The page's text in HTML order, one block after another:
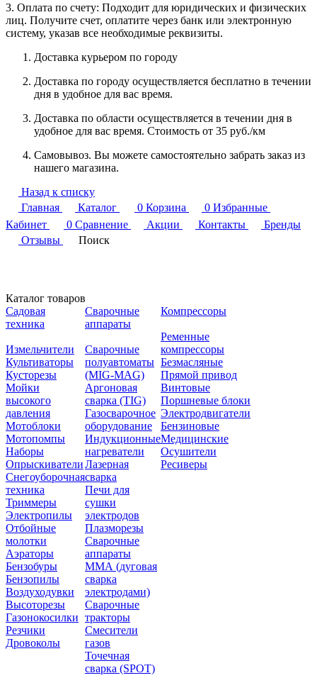
3. Оплата по счету: Подходит для юридических и физических
лиц. Получите счет, оплатите через банк или электронную
систему, указав все необходимые реквизиты.
Доставка курьером по городу
Доставка по городу осуществляется бесплатно в течении
дня в удобное для вас время.
Доставка по области осуществляется в течении дня в
удобное для вас время. Стоимость от 35 руб./км
Самовывоз. Вы можете самостоятельно забрать заказ из
нашего магазина.
Назад к списку
Главная
Каталог 0 Корзина 0 Избранные
Кабинет
0 Сравнение Акции Контакты
Бренды
Отзывы
Поиск
Каталог товаров
Садовая
техника
Измельчители
Культиваторы
Кусторезы
Мойки
высокого
давления
Мотоблоки
Мотопомпы
Наборы
Опрыскиватели
Снегоуборочная
техника
Триммеры
Электропилы
Отбойные
молотки
Аэраторы
Бензобуры
Бензопилы
Воздуходувки
Высоторезы
Газонокосилки
Резчики
Дровоколы
Сварочные
аппараты
Сварочные
полуавтоматы
(MIG-MAG)
Аргоновая
сварка (TIG)
Газосварочное
оборудование
Индукционные
нагреватели
Лазерная
сварка
Печи для
сушки
электродов
Плазморезы
Сварочные
аппараты
ММА (дуговая
сварка
электродами)
Сварочные
тракторы
Смесители
газов
Точечная
сварка (SPOT)
Компрессоры
Ременные
компрессоры
Безмасляные
Прямой привод
Винтовые
Поршневые блоки
Электродвигатели
Бензиновые
Медицинские
Осушители
Ресиверы